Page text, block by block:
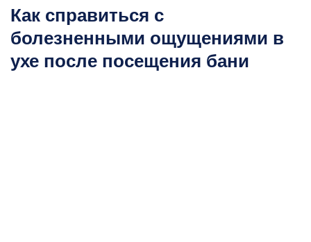
Как справиться с
болезненными ощущениями в
ухе после посещения бани